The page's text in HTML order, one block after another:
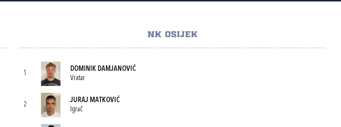
NK OSIJEK
1
DOMINIK DAMJANOVIĆ
Vratar
2
JURAJ MATKOVIĆ
Igrač